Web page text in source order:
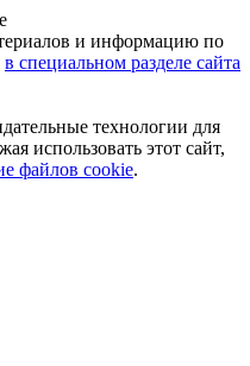
и информацию по
в специальном разделе сайта
технологии для
использовать этот сайт,
файлов cookie.